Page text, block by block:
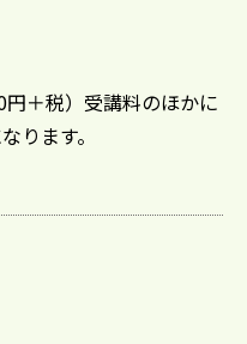
＋税）受講料のほかに
ります。